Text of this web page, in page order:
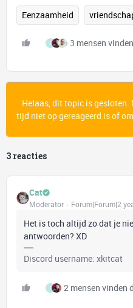
Eenzaamheid
I 3 mensen
Helaas, dit topic is
tijd niet op gereageerd is of
3 reacties
Cat
Moderator Forum|Forum|2
Het is toch altijd zo dat je
antwoorden? XD
Discord username: xkitcat
I 2 mensen vinden